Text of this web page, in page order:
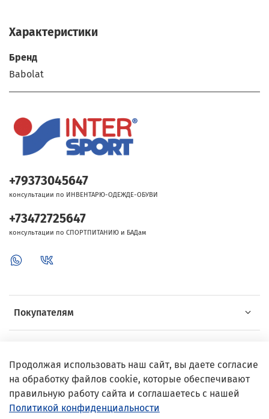
Характеристики
Бренд
Babolat
Покупателям
Выгодные предложения
+79373045647
консультации по ИНВЕНТАРЮ-ОДЕЖДЕ-ОБУВИ
+73472725647
консультации по СПОРТПИТАНИЮ и БАДам
Продолжая использовать наш сайт, вы даете согласие
на обработку файлов cookie, которые обеспечивают
правильную работу сайта и соглашаетесь с нашей
Политикой конфиденциальности